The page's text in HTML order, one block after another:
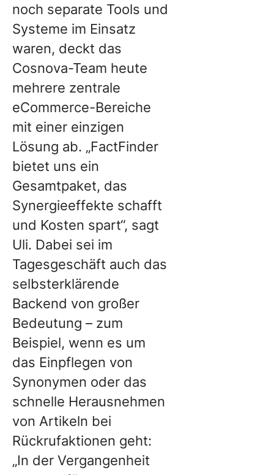
noch separate Tools und
Systeme im Einsatz
waren, deckt das
Cosnova-Team heute
mehrere zentrale
eCommerce-Bereiche
mit einer einzigen
Lösung ab. „FactFinder
bietet uns ein
Gesamtpaket, das
Synergieeffekte schafft
und Kosten spart“, sagt
Uli. Dabei sei im
Tagesgeschäft auch das
selbsterklärende
Backend von großer
Bedeutung – zum
Beispiel, wenn es um
das Einpflegen von
Synonymen oder das
schnelle Herausnehmen
von Artikeln bei
Rückrufaktionen geht:
„In der Vergangenheit